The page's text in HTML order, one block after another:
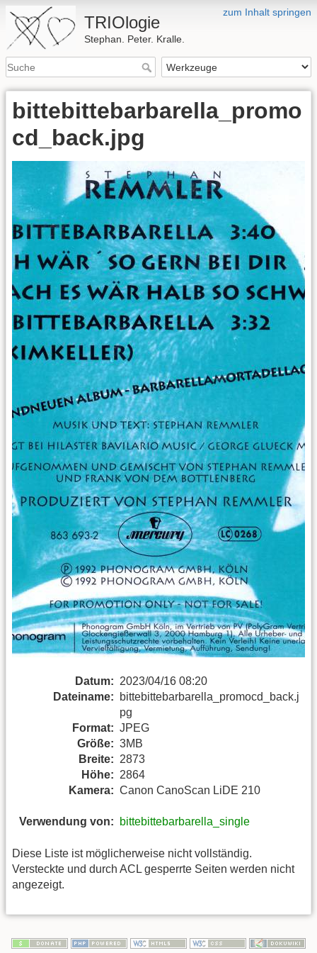
zum Inhalt springen
TRIOlogie
Stephan. Peter. Kralle.
bittebittebarbarella_promo
cd_back.jpg
Datum: 2023/04/16 08:20
Dateiname:
bittebittebarbarella_promocd_back.j
pg
Format: JPEG
Größe: 3MB
Breite: 2873
Höhe: 2864
Kamera: Canon CanoScan LiDE 210
Verwendung von: bittebittebarbarella_single
Diese Liste ist möglicherweise nicht vollständig.
Versteckte und durch ACL gesperrte Seiten werden nicht
angezeigt.